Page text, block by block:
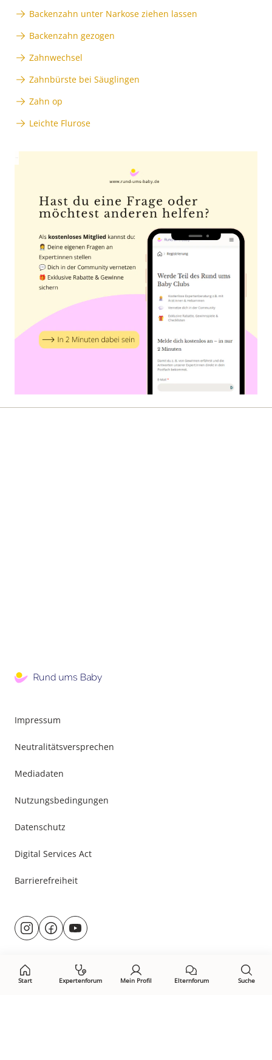
Start Expertenforum Mein Profil Elternforum Suche
Backenzahn unter Narkose ziehen lassen
Backenzahn gezogen
Zahnwechsel
Zahnbürste bei Säuglingen
Zahn op
Leichte Flurose
Impressum
Neutralitätsversprechen
Mediadaten
Nutzungsbedingungen
Datenschutz
Digital Services Act
Barrierefreiheit
Besuche
uns@rund.ums.baby
facebook.com/rundumsbaby.de
youtube.com/@rundumsbaby_